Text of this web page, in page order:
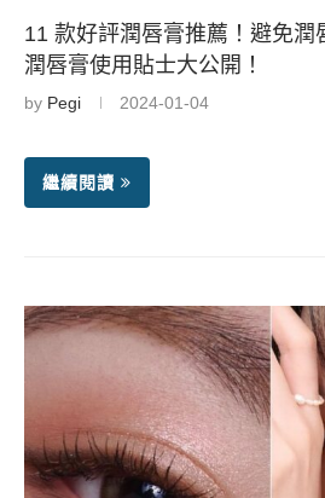
11 款好評潤唇膏推薦！避免潤
潤唇膏使用貼士大公開！
by Pegi 2024-01-04
繼續閱讀